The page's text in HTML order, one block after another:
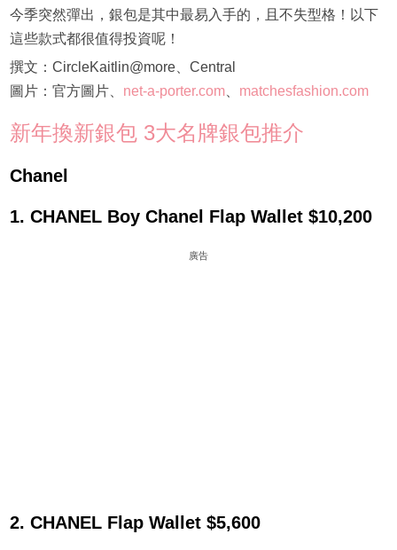
今季突然彈出，銀包是其中最易入手的，且不失型格！以下
這些款式都很值得投資呢！
撰文：CircleKaitlin@more、Central
圖片：官方圖片、 net-a-porter.com、 matchesfashion.com
新年換新銀包 3大名牌銀包推介
Chanel
1. CHANEL Boy Chanel Flap Wallet $10,200
廣告
2. CHANEL Flap Wallet $5,600